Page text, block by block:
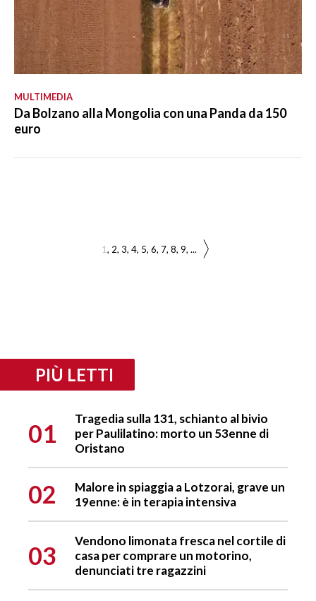
MULTIMEDIA
Da Bolzano alla Mongolia con una Panda da 150
euro
1 2 3 4 5 6 7 8 9 ...
PIÙ LETTI
01
Tragedia sulla 131, schianto al bivio
per Paulilatino: morto un 53enne di
Oristano
02
Malore in spiaggia a Lotzorai, grave un
19enne: è in terapia intensiva
03
Vendono limonata fresca nel cortile di
casa per comprare un motorino,
denunciati tre ragazzini